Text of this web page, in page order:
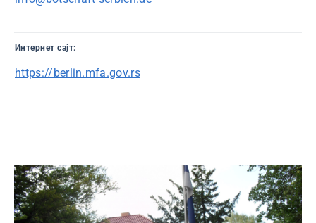
Интернет сајт:
https://berlin.mfa.gov.rs